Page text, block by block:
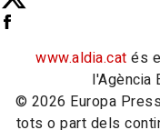
www.aldia.cat és
l'Agència
© 2026 Europa
tots o part dels